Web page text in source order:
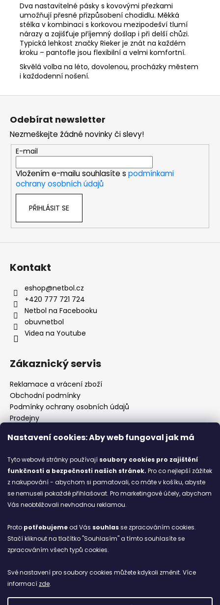
Nastavení cookies: Aby web fungoval jak má
Tyto webové stránky používají soubory cookies pro zajištění
funkčnosti a bezpečnosti našich stránek. Pro co nejlepší zážitek
z nakupování - abychom si pamatovali, co máte v košíku, abyste
se nemuseli pokaždé přihlašovat. Pro marketingové účely, abychom
Vás neobtěžovali nevhodnou reklamou.
Proto potřebujemeod Vás souhlasse zpracováním cookies.
Stačí kliknout na tlačítko "Souhlasím" a tímto souhlasíte se
zpracováním všech typů cookies.
Své nastavení pro soubory cookies můžete kdykoli změnit. Více
informací zde.
Dva nastavitelné pásky s kovovými přezkami
umožňují přesné přizpůsobení chodidlu. Měkká
stélka v kombinaci s korkovou mezipodešví tlumí
nárazy a zajišťuje příjemný došlap i při delší chůzi.
Typická lehkost značky Rieker je znát na každém
kroku – pantofle jsou flexibilní a velmi komfortní.
Skvělá volba na léto, dovolenou, procházky městem
i každodenní nošení.
Z
Odebírat newsletter
Nezmeškejte žádné novinky či slevy!
E-mail
Vložením e-mailu souhlasíte s podmínkami
ochrany osobních údajů
PŘIHLÁSIT SE
Kontakt
eshop@netbol.cz
+420 777 721 724
Netbol na Facebooku
obuvnetbol
Videa na Youtube
Zákaznický servis
Reklamace a vrácení zboží
Obchodní podmínky
Podmínky ochrany osobních údajů
Prodejny
Značky
Blog
Ze starých bot staronové
ARCHIV
Facebook